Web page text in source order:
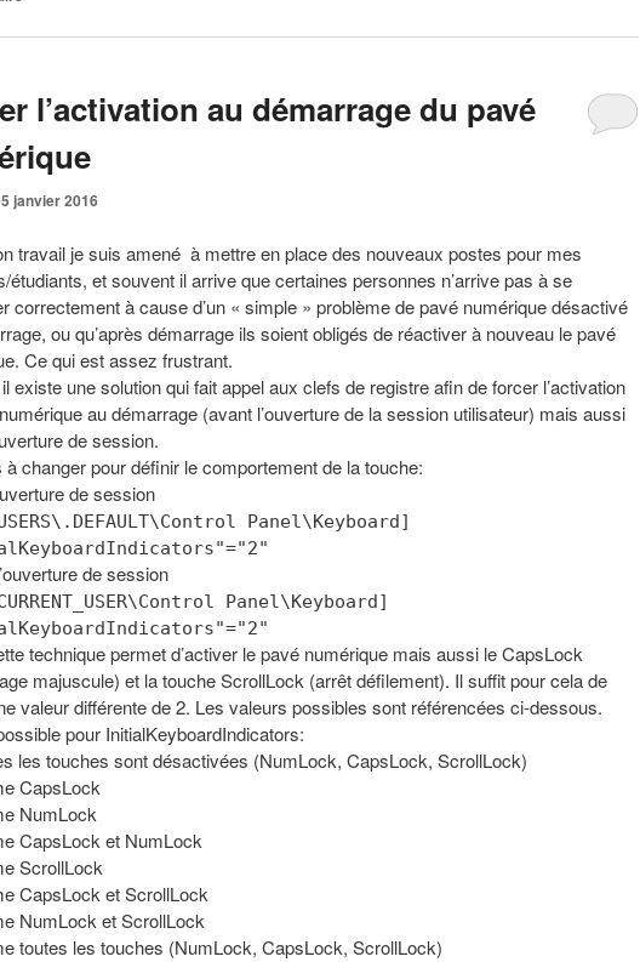
l’activation au démarrage du pavé
janvier 2016
travail je suis amené à mettre en place des nouveaux postes pour mes
étudiants, et souvent il arrive que certaines personnes n’arrive pas à se
correctement à cause d’un « simple » problème de pavé numérique désactivé
ou qu’après démarrage ils soient obligés de réactiver à nouveau le pavé
Ce qui est assez frustrant.
existe une solution qui fait appel aux clefs de registre afin de forcer l’activation
au démarrage (avant l’ouverture de la session utilisateur) mais aussi
de session.
à changer pour définir le comportement de la touche:
de session
Panel\Keyboard]
de session
Panel\Keyboard]
technique permet d’activer le pavé numérique mais aussi le CapsLock
majuscule) et la touche ScrollLock (arrêt défilement). Il suffit pour cela de
valeur différente de 2. Les valeurs possibles sont référencées ci-dessous.
pour InitialKeyboardIndicators:
les touches sont désactivées (NumLock, CapsLock, ScrollLock)
CapsLock
NumLock
CapsLock et NumLock
ScrollLock
CapsLock et ScrollLock
NumLock et ScrollLock
toutes les touches (NumLock, CapsLock, ScrollLock)